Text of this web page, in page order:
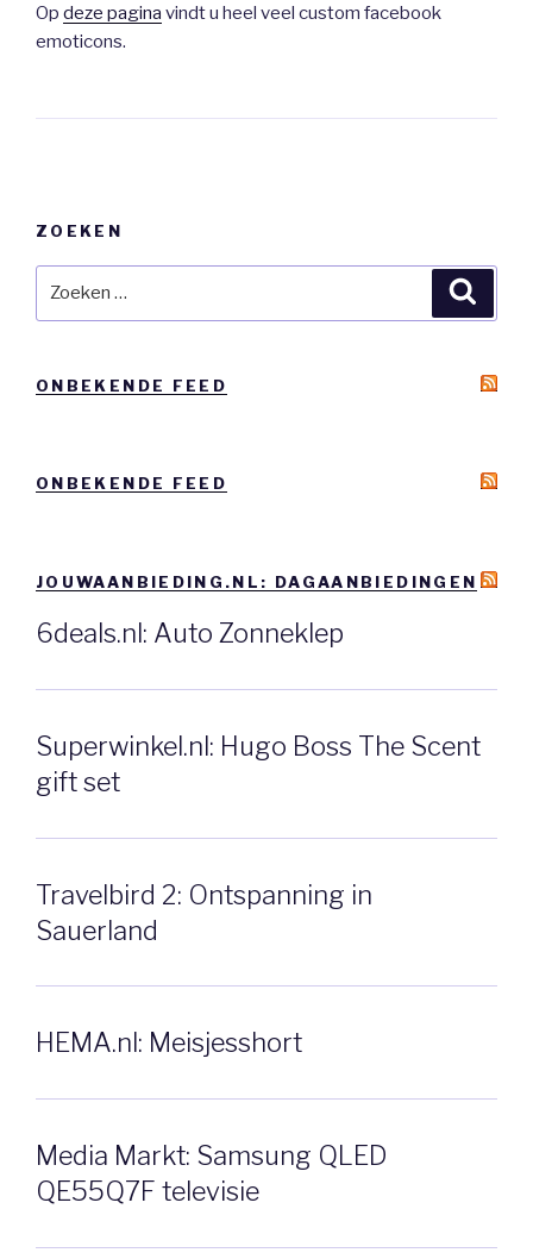
Op deze pagina vindt u heel veel custom facebook
emoticons.
ZOEKEN
ONBEKENDE FEED
ONBEKENDE FEED
JOUWAANBIEDING.NL: DAGAANBIEDINGEN
6deals.nl: Auto Zonneklep
Superwinkel.nl: Hugo Boss The Scent
gift set
Travelbird 2: Ontspanning in
Sauerland
HEMA.nl: Meisjesshort
Media Markt: Samsung QLED
QE55Q7F televisie